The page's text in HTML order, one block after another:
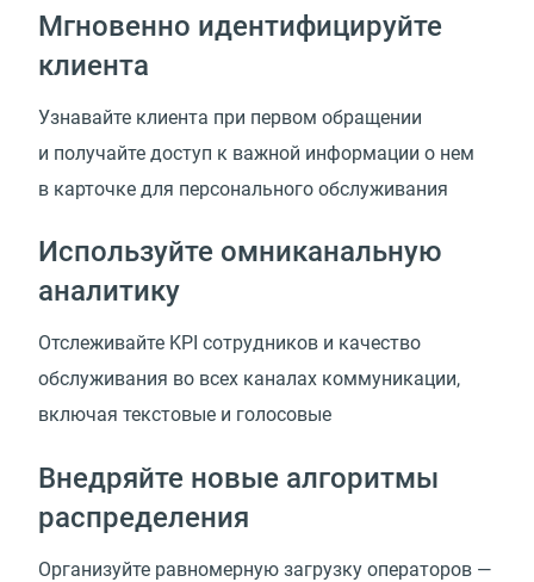
Мгновенно идентифицируйте
клиента
Узнавайте клиента при первом обращении
и получайте доступ к важной информации о нем
в карточке для персонального обслуживания
Используйте омниканальную
аналитику
Отслеживайте KPI сотрудников и качество
обслуживания во всех каналах коммуникации,
включая текстовые и голосовые
Внедряйте новые алгоритмы
распределения
Организуйте равномерную загрузку операторов —